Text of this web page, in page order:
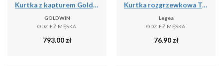
Kurtka z kapturem Goldwin Tonalith
GOLDWIN
ODZIEŻ MĘSKA
793.00zł
Kurtka rozgrzewkowa Turcja niebiesko-biała
Legea
ODZIEŻ MĘSKA
76.90zł